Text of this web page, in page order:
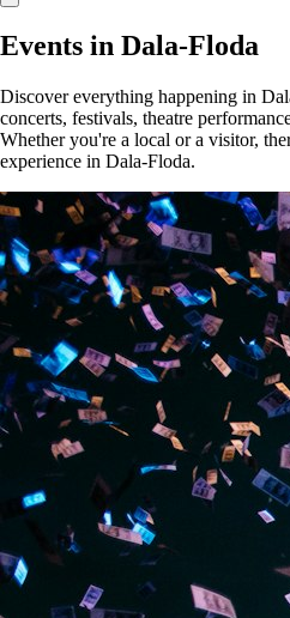
Events in Dala-Floda
Discover everything happening in
concerts, festivals, theatre
Whether you're a local or a visitor,
experience in Dala-Floda.